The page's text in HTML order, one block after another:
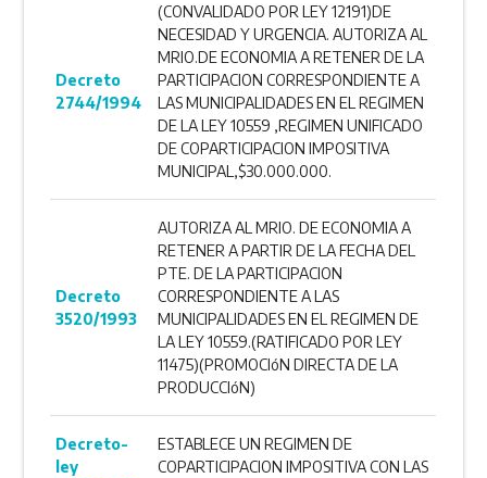
Decreto
2744/1994
(CONVALIDADO POR LEY 12191)DE
NECESIDAD Y URGENCIA. AUTORIZA AL
MRIO.DE ECONOMIA A RETENER DE LA
PARTICIPACION CORRESPONDIENTE A
LAS MUNICIPALIDADES EN EL REGIMEN
DE LA LEY 10559 ,REGIMEN UNIFICADO
DE COPARTICIPACION IMPOSITIVA
MUNICIPAL,$30.000.000.
Decreto
3520/1993
AUTORIZA AL MRIO. DE ECONOMIA A
RETENER A PARTIR DE LA FECHA DEL
PTE. DE LA PARTICIPACION
CORRESPONDIENTE A LAS
MUNICIPALIDADES EN EL REGIMEN DE
LA LEY 10559.(RATIFICADO POR LEY
11475)(PROMOCIóN DIRECTA DE LA
PRODUCCIóN)
Decreto-
ley
ESTABLECE UN REGIMEN DE
COPARTICIPACION IMPOSITIVA CON LAS